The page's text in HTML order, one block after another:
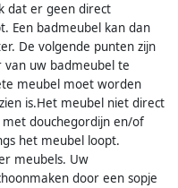
dat er geen direct
Een badmeubel kan dan
De volgende punten zijn
van uw badmeubel te
meubel moet worden
is.Het meubel niet direct
douchegordijn en/of
het meubel loopt.
meubels. Uw
door een sopje